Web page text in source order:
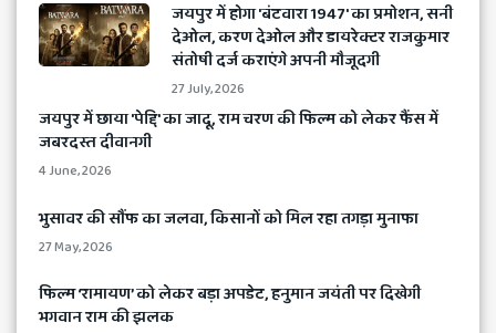
​जयपुर में होगा 'बंटवारा 1947' का प्रमोशन, सनी
देओल, करण देओल और डायरेक्टर राजकुमार
संतोषी दर्ज कराएंगे अपनी मौजूदगी
27 July, 2026
जयपुर में छाया 'पेद्दि' का जादू, राम चरण की फिल्म को लेकर फैंस में
जबरदस्त दीवानगी
4 June, 2026
भुसावर की सौंफ का जलवा, किसानों को मिल रहा तगड़ा मुनाफा
27 May, 2026
​फिल्म ‘रामायण’ को लेकर बड़ा अपडेट, हनुमान जयंती पर दिखेगी
भगवान राम की झलक